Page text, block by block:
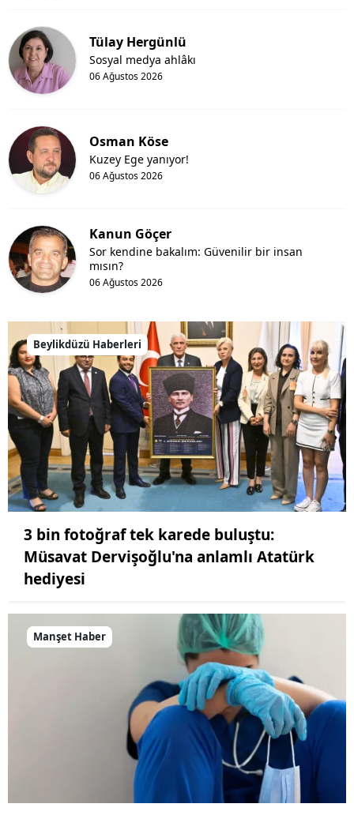
Tülay Hergünlü
06 Ağustos 2026
Sosyal medya ahlâkı
Osman Köse
06 Ağustos 2026
Kuzey Ege yanıyor!
Kanun Göçer
06 Ağustos 2026
Sor kendine bakalım: Güvenilir bir insan
mısın?
Beylikdüzü Haberleri
3 bin fotoğraf tek karede buluştu:
Müsavat Dervişoğlu'na anlamlı Atatürk
hediyesi
Manşet Haber